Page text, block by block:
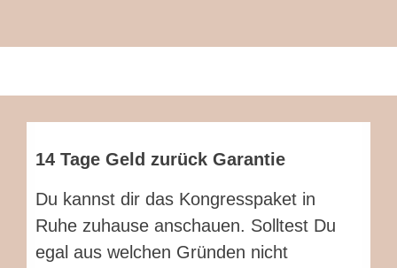
14 Tage Geld zurück Garantie
Du kannst dir das Kongresspaket in
Ruhe zuhause anschauen. Solltest Du
egal aus welchen Gründen nicht